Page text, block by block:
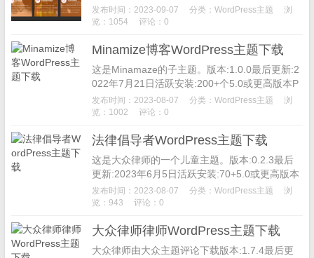
发布时间：2023-09-07 分类： WordPress主题
浏
览：1054
评论：0
Minamize博客WordPress主题下载
这是Minamaze的子主题。版本:1.0.0最后更新:2
022年7月21日活跃安装:200+个5.0或更高版本P
HP版本:5.6或更高MinamazeB...
发布时间：2023-08-07 分类： WordPress主题
浏
览：1002
评论：0
法律倡导者WordPress主题下载
这是大众律师的一个儿童主题。版本:0.2.3最后
更新:2023年6月5日活跃安装:70+5.0或更高版本
PHP版本:7.2或更高主题主页法律倡导者对于高
级律师...
发布时间：2023-08-07 分类： WordPress主题
浏
览：943
评论：0
大众律师律师WordPress主题下载
大众律师由大众主题评论下载版本:1.7.4最后更